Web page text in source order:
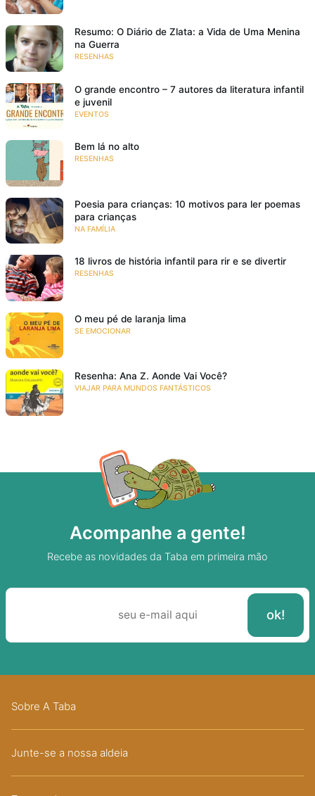
Resumo: O Diário de Zlata: a Vida de Uma Menina
na Guerra
RESENHAS
O grande encontro – 7 autores da literatura infantil
e juvenil
EVENTOS
Bem lá no alto
RESENHAS
Poesia para crianças: 10 motivos para ler poemas
para crianças
NA FAMÍLIA
18 livros de história infantil para rir e se divertir
RESENHAS
O meu pé de laranja lima
SE EMOCIONAR
Resenha: Ana Z. Aonde Vai Você?
VIAJAR PARA MUNDOS FANTÁSTICOS
Acompanhe a gente!
Recebe as novidades da Taba em primeira mão
Sobre A Taba
Junte-se a nossa aldeia